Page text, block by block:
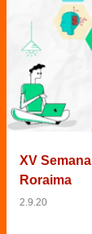
XV
Roraima
2.9.20